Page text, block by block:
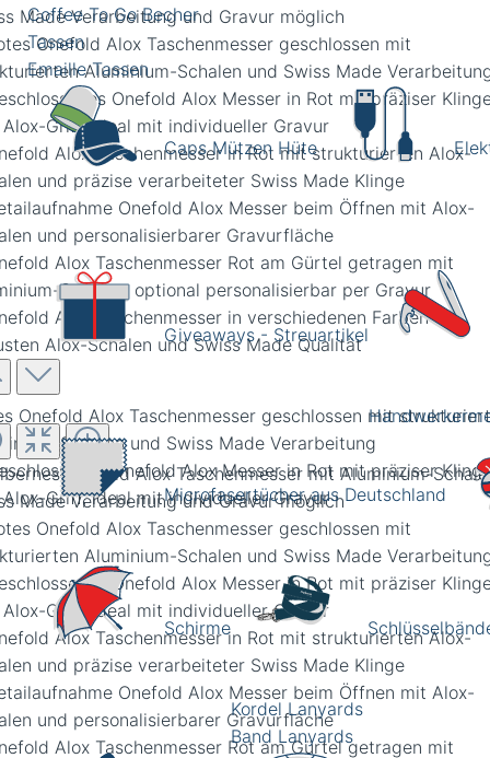
Coffee To Go Becher
Tassen
Emaille Tassen
Caps Mützen Hüte
Giveaways - Streuartikel
Microfasertücher aus Deutschland
Schirme
Kordel Lanyards
Band Lanyards
Onefold Alox Taschenmesser geschlossen mit
Schalen und Swiss Made Verarbeitung